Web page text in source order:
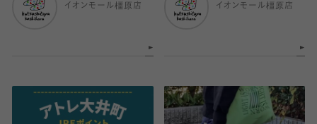
イオンモール橿原店
イオンモール橿原店